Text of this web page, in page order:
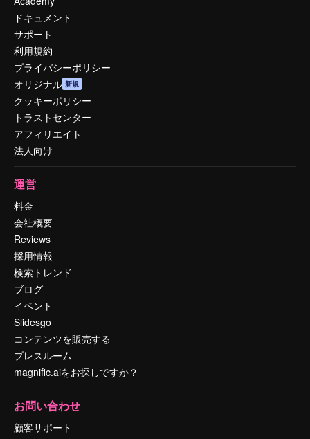
ドキュメント
サポート
利用規約
プライバシーポリシー
オリジナル 新規
クッキーポリシー
トラストセンター
アフィリエイト
法人向け
運営
料金
会社概要
Reviews
採用情報
検索トレンド
ブログ
イベント
Slidesgo
コンテンツを販売する
プレスルーム
magnific.aiをお探しですか？
お問い合わせ
顧客サポート